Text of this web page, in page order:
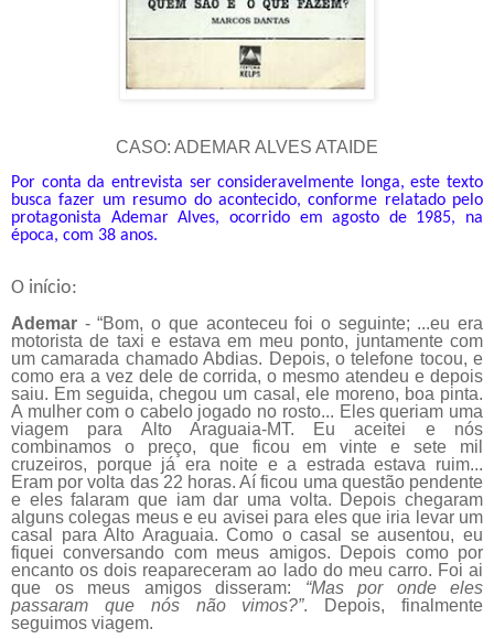
CASO: ADEMAR ALVES ATAIDE
Por conta da entrevista ser consideravelmente longa, este texto
busca fazer um resumo do acontecido, conforme relatado pelo
protagonista Ademar Alves, ocorrido em agosto de 1985, na
época, com 38 anos.
O início:
Ademar - “Bom, o que aconteceu foi o seguinte; ...eu era
motorista de taxi e estava em meu ponto, juntamente com
um camarada chamado Abdias. Depois, o telefone tocou, e
como era a vez dele de corrida, o mesmo atendeu e depois
saiu. Em seguida, chegou um casal, ele moreno, boa pinta.
A mulher com o cabelo jogado no rosto... Eles queriam uma
viagem para Alto Araguaia-MT. Eu aceitei e nós
combinamos o preço, que ficou em vinte e sete mil
cruzeiros, porque já era noite e a estrada estava ruim...
Eram por volta das 22 horas. Aí ficou uma questão pendente
e eles falaram que iam dar uma volta. Depois chegaram
alguns colegas meus e eu avisei para eles que iria levar um
casal para Alto Araguaia. Como o casal se ausentou, eu
fiquei conversando com meus amigos. Depois como por
encanto os dois reapareceram ao lado do meu carro. Foi ai
que os meus amigos disseram: “Mas por onde eles
passaram que nós não vimos?”. Depois, finalmente
seguimos viagem.